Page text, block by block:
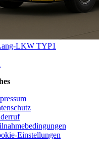
LKW TYP1
Einstellungen